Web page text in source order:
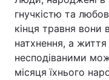
гнучкістю та
кінця травня вони
натхнення, а
несподіваними
місяця їхнього